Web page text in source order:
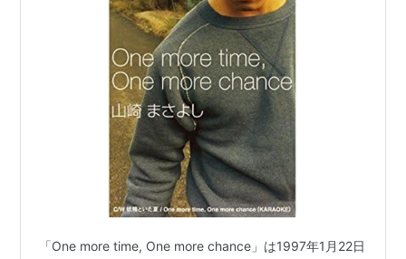
「One more time, One more chance」は1997年1月22日